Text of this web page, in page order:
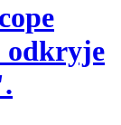
odkryje